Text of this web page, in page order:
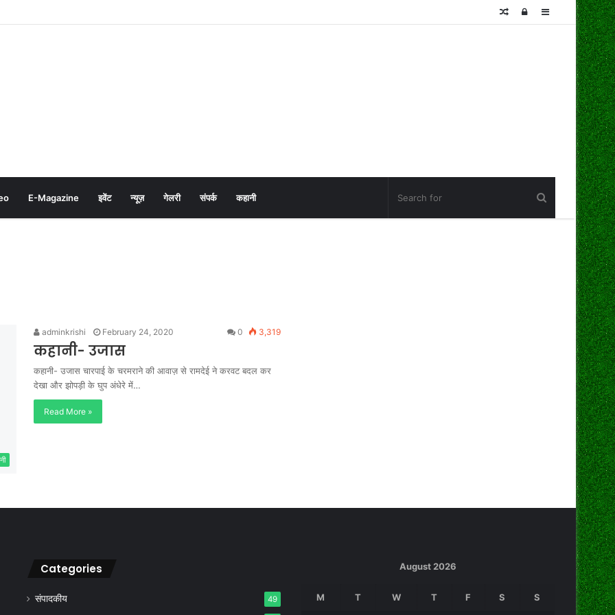
Sidebar
Log
Random
E-Magazine इवेंट न्यूज़ गेलरी संपर्क कहानी
adminkrishi February 24, 2020 0 3,319
कहानी- उजास
कहानी- उजास चारपाई के चरमराने की आवाज़ से रामदेई ने करवट बदल कर
देखा और झोपड़ी के घुप अंधेरे में…
Read More »
Categories
संपादकीय 49
August 2026
M T W T F S S